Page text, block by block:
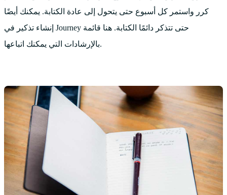
كرر واستمر كل أسبوع حتى يتحول إلى عادة الكتابة. يمكنك أيضًا
إنشاء تذكير في Journey حتى تتذكر دائمًا الكتابة. هنا قائمة
بالإرشادات التي يمكنك اتباعها.